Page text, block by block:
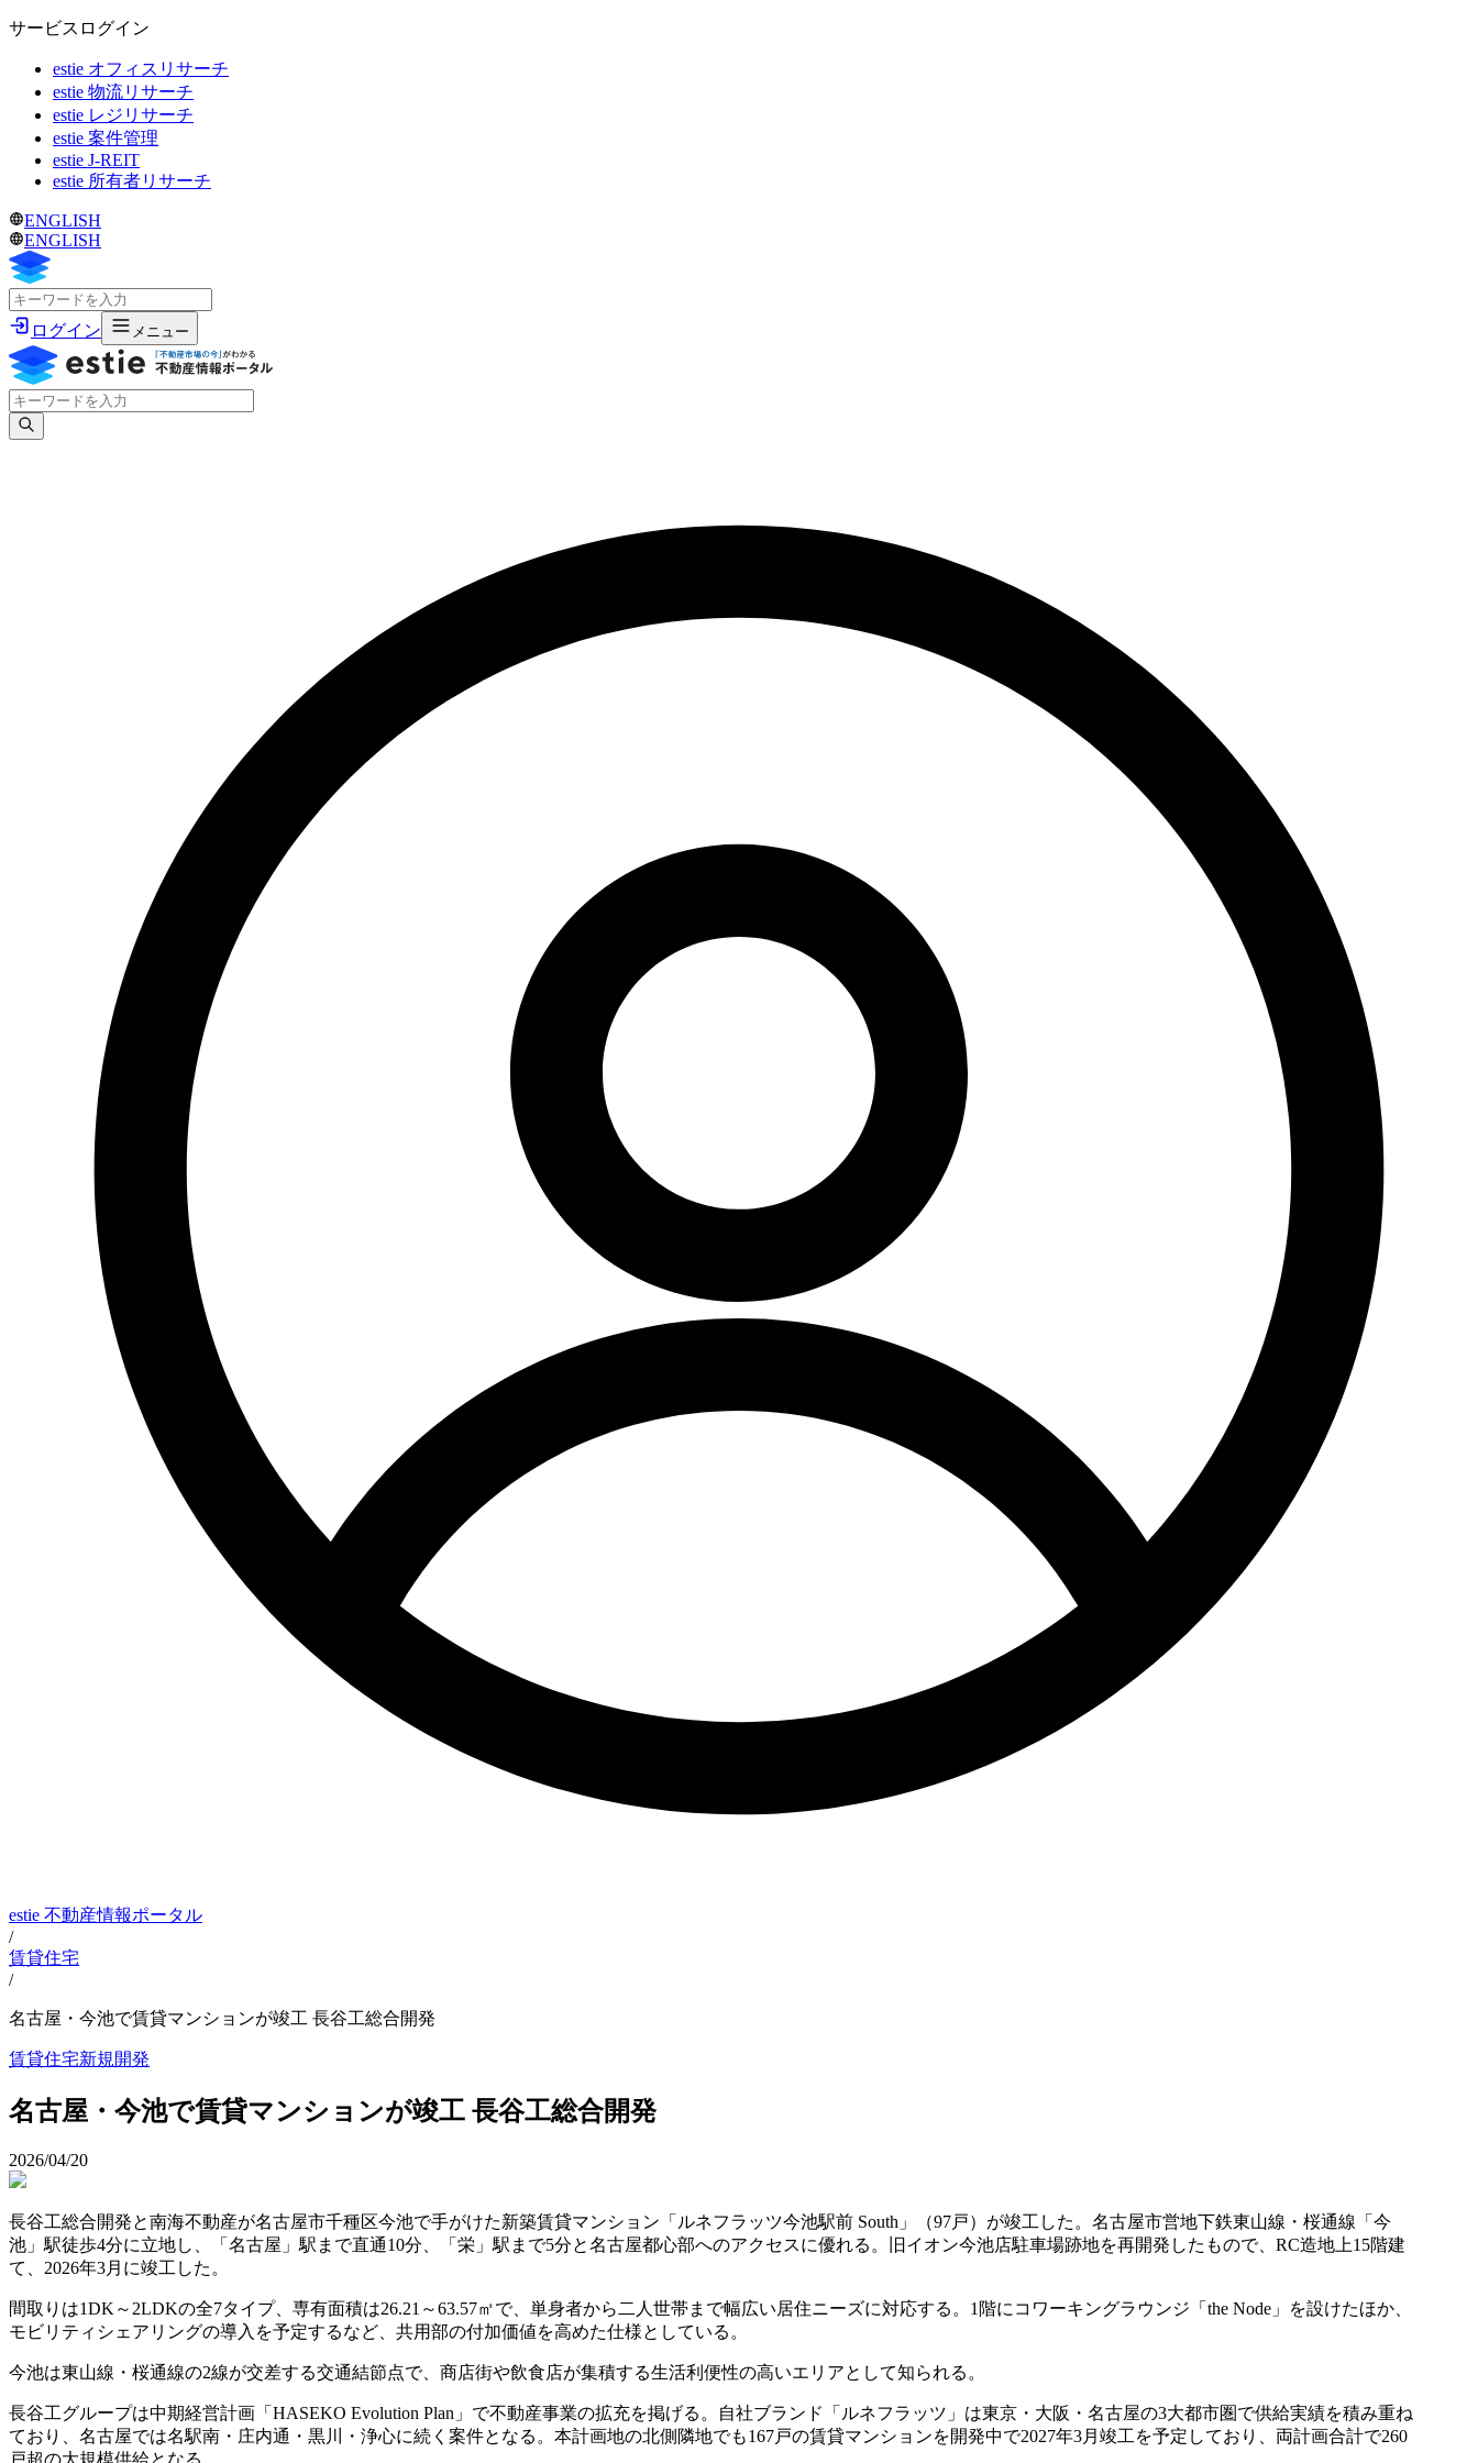
サービスログイン
estie オフィスリサーチ
estie 物流リサーチ
estie レジリサーチ
estie 案件管理
estie J-REIT
estie 所有者リサーチ
ENGLISH
ENGLISH
ログイン メニュー
estie 不動産情報ポータル
/
賃貸住宅
/
名古屋・今池で賃貸マンションが竣工 長谷工総合開発
賃貸住宅新規開発
名古屋・今池で賃貸マンションが竣工 長谷工総合開発
2026/04/20
長谷工総合開発と南海不動産が名古屋市千種区今池で手がけた新築賃貸マンション「ルネフラッツ今池駅前 South」（97戸）が竣工した。名古屋市営地下鉄東山線・桜通線「今
池」駅徒歩4分に立地し、「名古屋」駅まで直通10分、「栄」駅まで5分と名古屋都心部へのアクセスに優れる。旧イオン今池店駐車場跡地を再開発したもので、RC造地上15階建
て、2026年3月に竣工した。
間取りは1DK～2LDKの全7タイプ、専有面積は26.21～63.57㎡で、単身者から二人世帯まで幅広い居住ニーズに対応する。1階にコワーキングラウンジ「the Node」を設けたほか、
モビリティシェアリングの導入を予定するなど、共用部の付加価値を高めた仕様としている。
今池は東山線・桜通線の2線が交差する交通結節点で、商店街や飲食店が集積する生活利便性の高いエリアとして知られる。
長谷工グループは中期経営計画「HASEKO Evolution Plan」で不動産事業の拡充を掲げる。自社ブランド「ルネフラッツ」は東京・大阪・名古屋の3大都市圏で供給実績を積み重ね
ており、名古屋では名駅南・庄内通・黒川・浄心に続く案件となる。本計画地の北側隣地でも167戸の賃貸マンションを開発中で2027年3月竣工を予定しており、両計画合計で260
戸超の大規模供給となる。